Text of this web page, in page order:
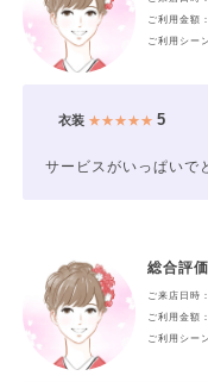
ご利用金額
ご利用シー
衣装★★★★★ 5
サービスがいっぱいで
総合評価
ご来店日時
ご利用金額
ご利用シー